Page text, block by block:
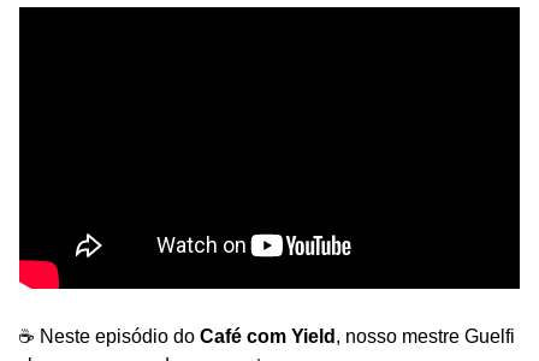
☕️ Neste episódio do Café com Yield , nosso mestre Guelfi